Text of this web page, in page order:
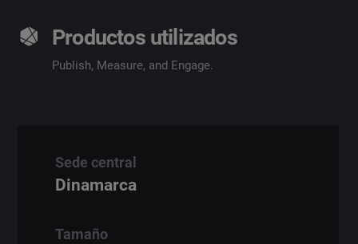
Productos utilizados
Publish, Measure, and Engage.
Sede central
Dinamarca
Tamaño